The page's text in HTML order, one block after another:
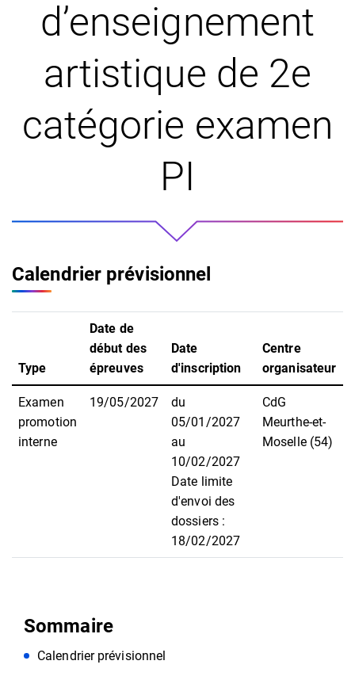
d’enseignement
artistique de 2e
catégorie examen
PI
Calendrier prévisionnel
Type
Date de
début des
épreuves
Date
d'inscription
Centre
organisateur
Examen
promotion
interne
19/05/2027
du
05/01/2027
au
10/02/2027
Date limite
d'envoi des
dossiers :
18/02/2027
CdG
Meurthe-et-
Moselle (54)
Sommaire
Calendrier prévisionnel